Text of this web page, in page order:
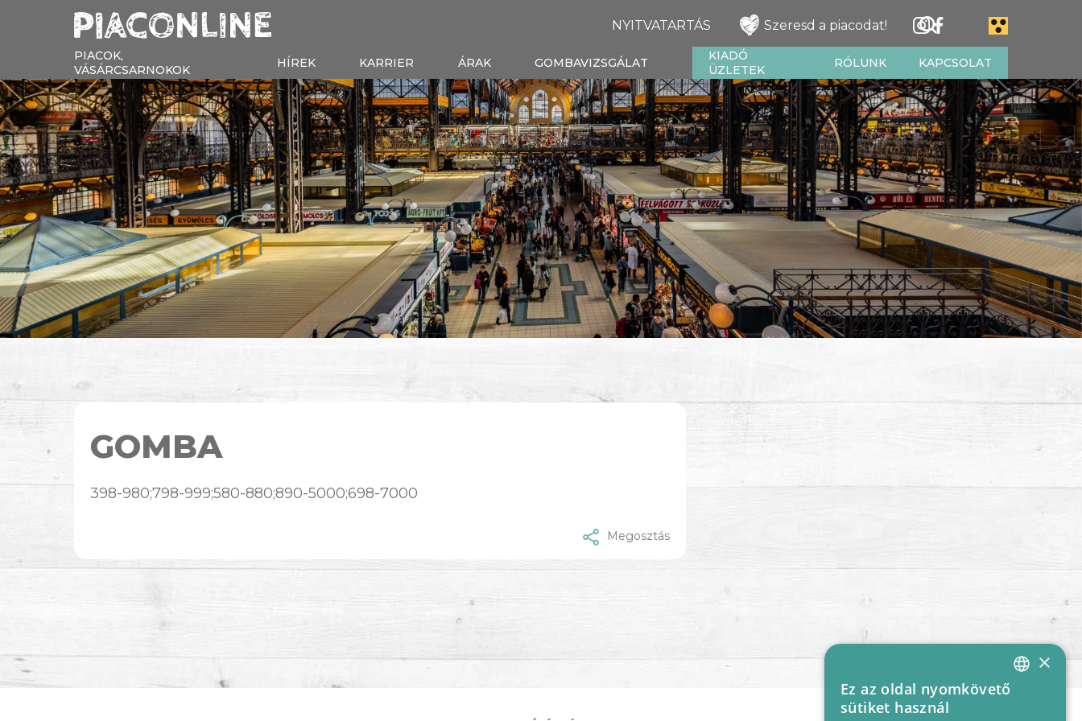
NYITVATARTÁS Szeresd a piacodat!
PIACOK,
VÁSÁRCSARNOKOK
HÍREK KARRIER ÁRAK GOMBAVIZSGÁLAT
KIADÓ
ÜZLETEK
RÓLUNK KAPCSOLAT
GOMBA
398-980;798-999;580-880;890-5000;698-7000
Megosztás
HUNGARIAN
×
Ez az oldal nyomkövető
sütiket használ